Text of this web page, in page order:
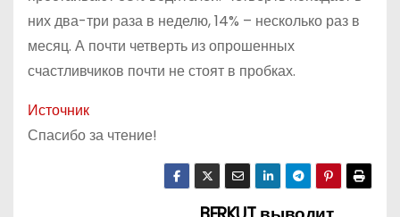
них два-три раза в неделю, 14% – несколько раз в
месяц. А почти четверть из опрошенных
счастливчиков почти не стоят в пробках.
Источник
Спасибо за чтение!